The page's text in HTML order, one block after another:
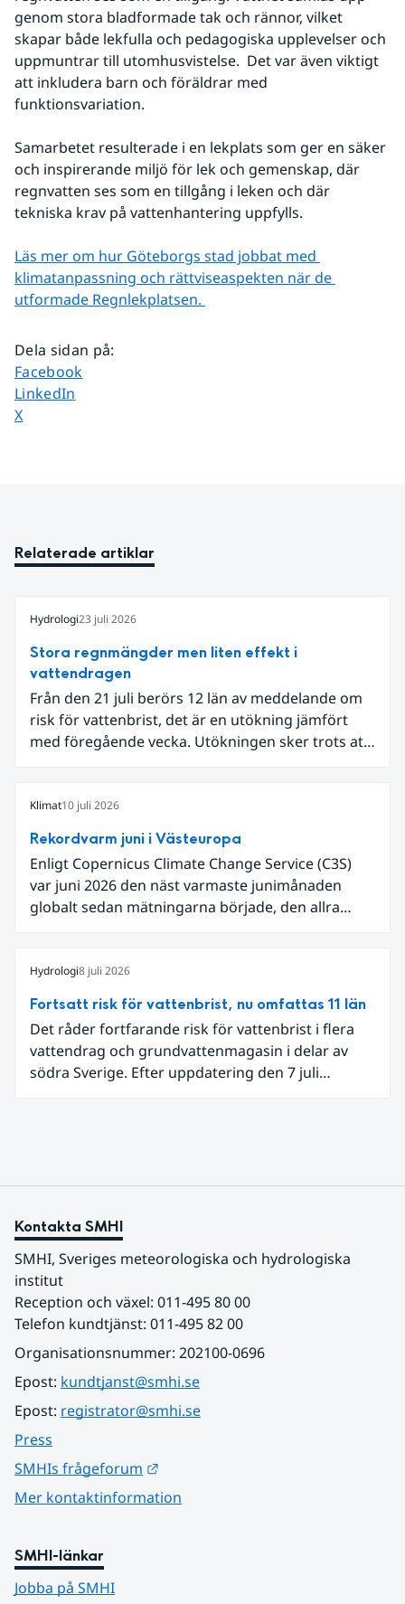
genom stora bladformade tak och rännor, vilket
skapar både lekfulla och pedagogiska upplevelser och
uppmuntrar till utomhusvistelse.  Det var även viktigt
att inkludera barn och föräldrar med
funktionsvariation.
Samarbetet resulterade i en lekplats som ger en säker
och inspirerande miljö för lek och gemenskap, där
regnvatten ses som en tillgång i leken och där
tekniska krav på vattenhantering uppfylls.
Läs mer om hur Göteborgs stad jobbat med
klimatanpassning och rättviseaspekten när de
utformade Regnlekplatsen.
Dela sidan på:
Dela sidan på
Facebook
Dela sidan på
LinkedIn
Dela sidan på
X
Relaterade artiklar
Hydrologi23 juli 2026
Stora regnmängder men liten effekt i
vattendragen
Från den 21 juli berörs 12 län av meddelande om
risk för vattenbrist, det är en utökning jämfört
med föregående vecka. Utökningen sker trots att
och att det på en del håll då kom rikliga
nederbördsmängder.
Klimat10 juli 2026
Rekordvarm juni i Västeuropa
Enligt Copernicus Climate Change Service (C3S)
var juni 2026 den näst varmaste junimånaden
globalt sedan mätningarna började, den allra
begränsar oss till Västeuropa var det den allra
varmaste juni. Detta betingades till stor del av en
extrem hetta i slutet av månaden. Världshavens
ytvattentemperaturer var den högsta som
uppmätts för en juni månad, vilket ligger i fas med
en framväxande El Niño i Stilla havet.
Hydrologi8 juli 2026
Fortsatt risk för vattenbrist, nu omfattas 11 län
Det råder fortfarande risk för vattenbrist i flera
vattendrag och grundvattenmagasin i delar av
södra Sverige. Efter uppdatering den 7 juli
vakthavande hydrolog på SMHI.
Kontakta SMHI
SMHI, Sveriges meteorologiska och hydrologiska
institut
Reception och växel: 011-495 80 00
Telefon kundtjänst: 011-495 82 00
Organisationsnummer: 202100-0696
Epost: kundtjanst@smhi.se
Epost: registrator@smhi.se
Press
SMHIs frågeforum
Mer kontaktinformation
SMHI-länkar
Jobba på SMHI